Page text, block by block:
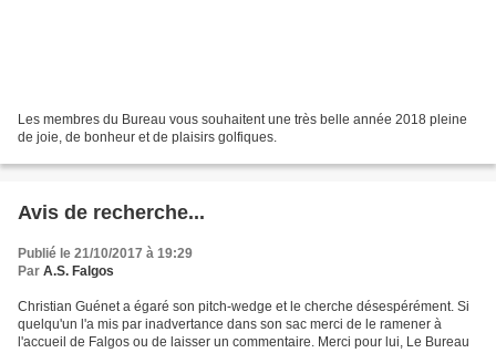
Les membres du Bureau vous souhaitent une très belle année 2018 pleine
de joie, de bonheur et de plaisirs golfiques.
Avis de recherche...
Publié le 21/10/2017 à 19:29
Par A.S. Falgos
Christian Guénet a égaré son pitch-wedge et le cherche désespérément. Si
quelqu'un l'a mis par inadvertance dans son sac merci de le ramener à
l'accueil de Falgos ou de laisser un commentaire. Merci pour lui, Le Bureau